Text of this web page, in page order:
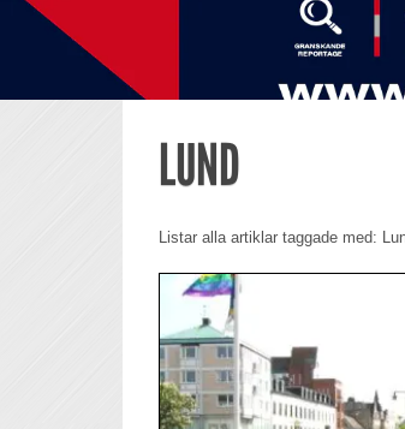
LUND
Listar alla artiklar taggade med: